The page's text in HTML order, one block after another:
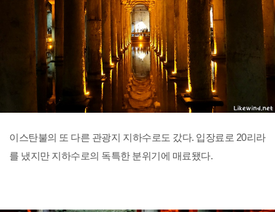
이스탄불의 또 다른 관광지 지하수로도 갔다. 입장료로 20리라
를 냈지만 지하수로의 독특한 분위기에 매료됐다.